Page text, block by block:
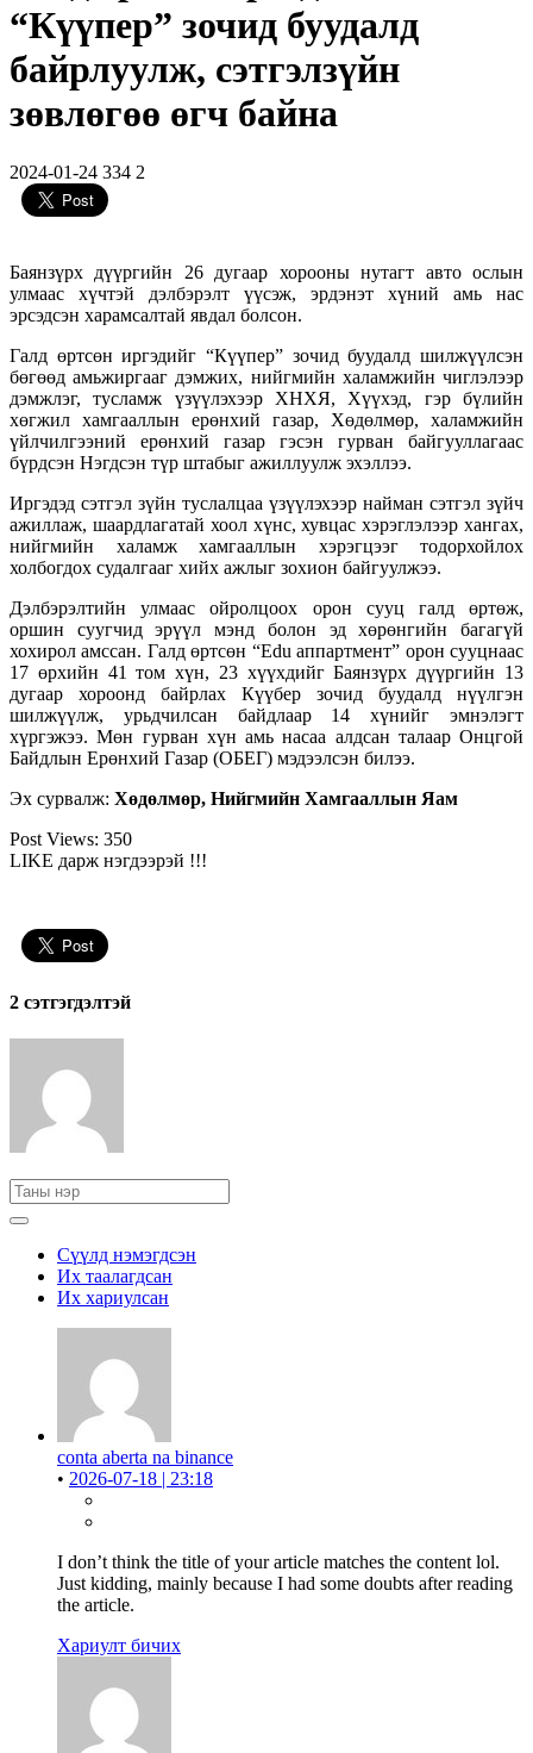
“Күүпер” зочид буудалд
байрлуулж, сэтгэлзүйн
зөвлөгөө өгч байна
2024-01-24 334 2
Баянзүрх дүүргийн 26 дугаар хорооны нутагт авто ослын
улмаас хүчтэй дэлбэрэлт үүсэж, эрдэнэт хүний амь нас
эрсэдсэн харамсалтай явдал болсон.
Галд өртсөн иргэдийг “Күүпер” зочид буудалд шилжүүлсэн
бөгөөд амьжиргааг дэмжих, нийгмийн халамжийн чиглэлээр
дэмжлэг, тусламж үзүүлэхээр ХНХЯ, Хүүхэд, гэр бүлийн
хөгжил хамгааллын ерөнхий газар, Хөдөлмөр, халамжийн
үйлчилгээний ерөнхий газар гэсэн гурван байгууллагаас
бүрдсэн Нэгдсэн түр штабыг ажиллуулж эхэллээ.
Иргэдэд сэтгэл зүйн туслалцаа үзүүлэхээр найман сэтгэл зүйч
ажиллаж, шаардлагатай хоол хүнс, хувцас хэрэглэлээр хангах,
нийгмийн халамж хамгааллын хэрэгцээг тодорхойлох
холбогдох судалгааг хийх ажлыг зохион байгуулжээ.
Дэлбэрэлтийн улмаас ойролцоох орон сууц галд өртөж,
оршин суугчид эрүүл мэнд болон эд хөрөнгийн багагүй
хохирол амссан. Галд өртсөн “Edu аппартмент” орон сууцнаас
17 өрхийн 41 том хүн, 23 хүүхдийг Баянзүрх дүүргийн 13
дугаар хороонд байрлах Күүбер зочид буудалд нүүлгэн
шилжүүлж, урьдчилсан байдлаар 14 хүнийг эмнэлэгт
хүргэжээ. Мөн гурван хүн амь насаа алдсан талаар Онцгой
Байдлын Ерөнхий Газар (ОБЕГ) мэдээлсэн билээ.
Эх сурвалж: Хөдөлмөр, Нийгмийн Хамгааллын Яам
Post Views: 350
LIKE дарж нэгдээрэй !!!
2 cэтгэгдэлтэй
Сүүлд нэмэгдсэн
Их таалагдсан
Их хариулсан
conta aberta na binance
• 2026-07-18 | 23:18
I don’t think the title of your article matches the content lol.
Just kidding, mainly because I had some doubts after reading
the article.
Хариулт бичих